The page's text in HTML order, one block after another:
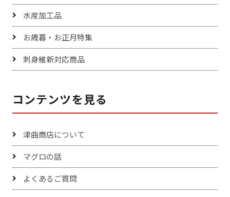
水産加工品
お歳暮・お正月特集
刺身維新対応商品
コンテンツを見る
津曲商店について
マグロの話
よくあるご質問